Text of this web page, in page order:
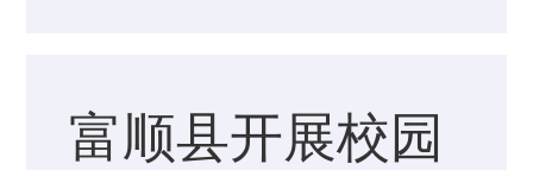
富顺县开展校园